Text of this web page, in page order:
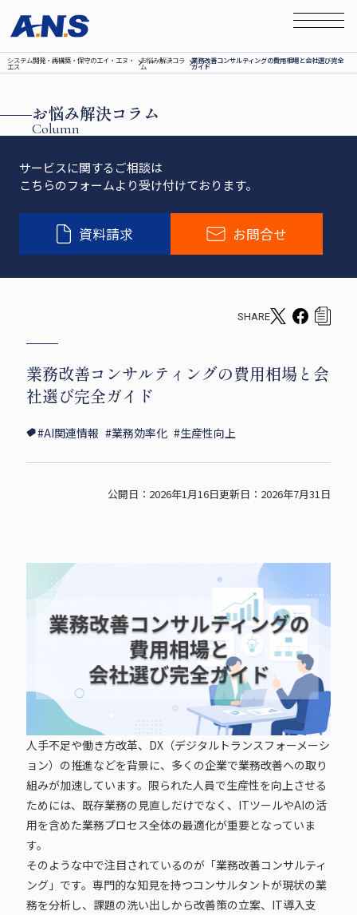
システム開発‧再構築‧保守のエイ‧エヌ‧
エス
お悩み解決コラ
ム
業務改善コンサルティングの費用相場と会社選び完全
ガイド
Column
お悩み解決コラム
サービスに関するご相談は
こちらのフォームより受け付けております。
資料請求 お問合せ
SHARE
T
i
r
F
c
o
e
業務改善コンサルティングの費用相場と会
社選び完全ガイド
#AI関連情報 #業務効率化 #生産性向上
公開日：2026年1月16日更新日：2026年7月31日
人手不足や働き方改革、DX（デジタルトランスフォーメーシ
ョン）の推進などを背景に、多くの企業で業務改善への取り
組みが加速しています。限られた人員で生産性を向上させる
ためには、既存業務の見直しだけでなく、ITツールやAIの活
用を含めた業務プロセス全体の最適化が重要となっていま
す。
そのような中で注目されているのが「業務改善コンサルティ
ング」です。専門的な知見を持つコンサルタントが現状の業
務を分析し、課題の洗い出しから改善策の立案、IT導入支